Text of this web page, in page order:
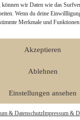
können wir Daten wie das
Wenn du deine
Merkmale und
Akzeptieren
Ablehnen
Einstellungen ansehen
& DatenschutzImpressum &
Rote Bete und
bis zu zwei Tage.
mit Rote Bete,
funktioniert